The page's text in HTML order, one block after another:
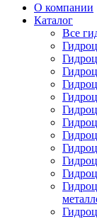
О компании
Каталог
Все